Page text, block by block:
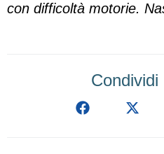
con difficoltà motorie.
Condividi